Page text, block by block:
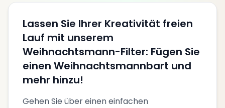
Lassen Sie Ihrer Kreativität freien
Lauf mit unserem
Weihnachtsmann-Filter: Fügen Sie
einen Weihnachtsmannbart und
mehr hinzu!
Gehen Sie über einen einfachen